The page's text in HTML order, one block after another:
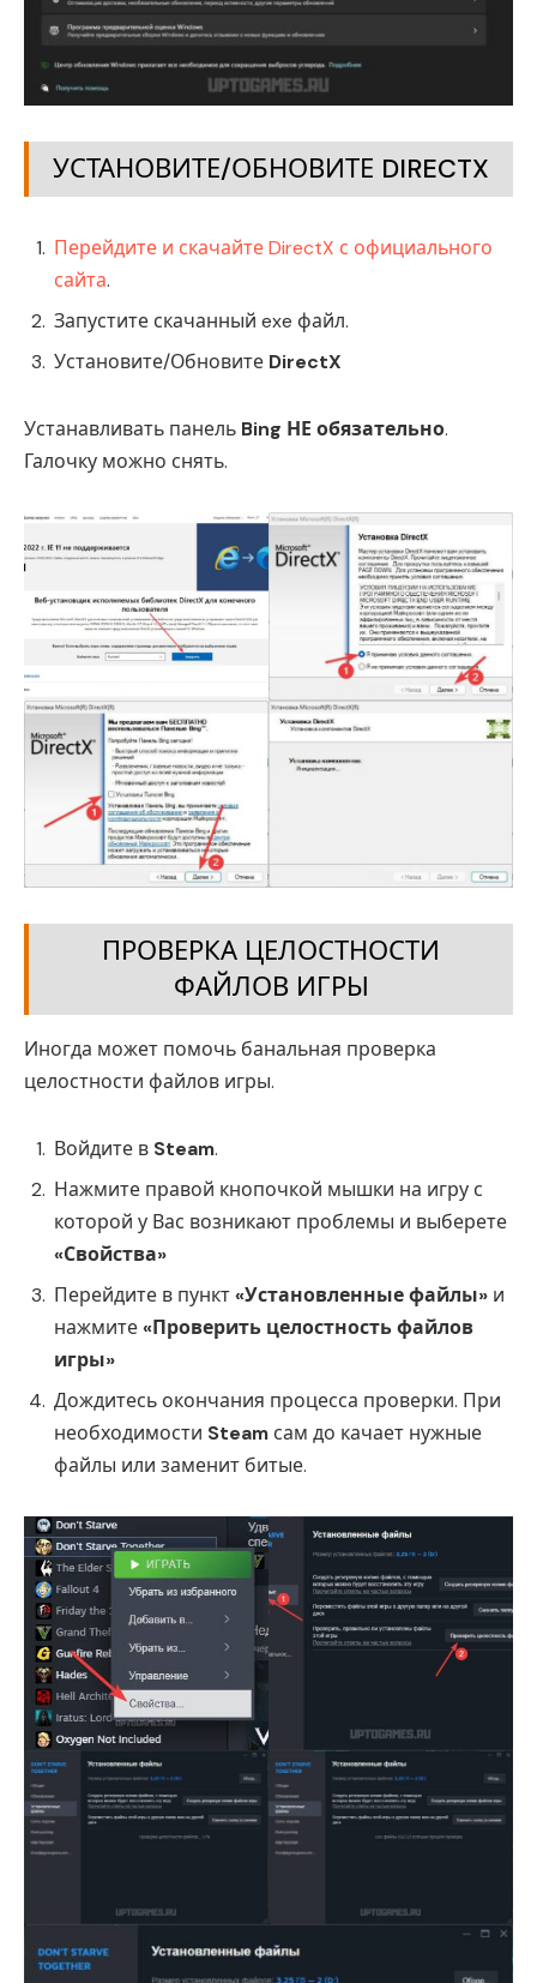
УСТАНОВИТЕ/ОБНОВИТЕ DIRECTX
Перейдите и скачайте DirectX с официального
сайта.
Запустите скачанный exe файл.
Установите/Обновите DirectX
Устанавливать панель Bing НЕ обязательно.
Галочку можно снять.
ПРОВЕРКА ЦЕЛОСТНОСТИ
ФАЙЛОВ ИГРЫ
Иногда может помочь банальная проверка
целостности файлов игры.
Войдите в Steam.
Нажмите правой кнопочкой мышки на игру с
которой у Вас возникают проблемы и выберете
«Свойства»
Перейдите в пункт«Установленные файлы» и
нажмите«Проверить целостность файлов
игры»
Дождитесь окончания процесса проверки. При
необходимости Steam сам до качает нужные
файлы или заменит битые.